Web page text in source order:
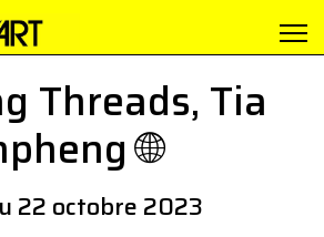
Threads, Tia
🌐
22 octobre 2023